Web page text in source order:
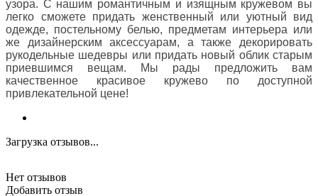
узора. С нашим романтичным и изящным кружевом вы
легко сможете придать женственный или уютный вид
одежде, постельному белью, предметам интерьера или
же дизайнерским аксессуарам, а также декорировать
рукодельные шедевры или придать новый облик старым
приевшимся вещам. Мы рады предложить вам
качественное красивое кружево по доступной
привлекательной цене!
Загрузка отзывов...
Нет отзывов
Добавить отзыв